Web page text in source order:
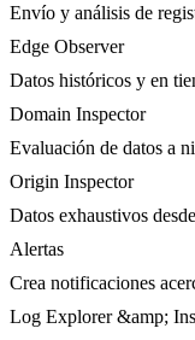
Envío y análisis de
Edge Observer
Datos históricos y en
Domain Inspector
Evaluación de datos a
Origin Inspector
Datos exhaustivos
Alertas
Crea notificaciones
Log Explorer &amp;